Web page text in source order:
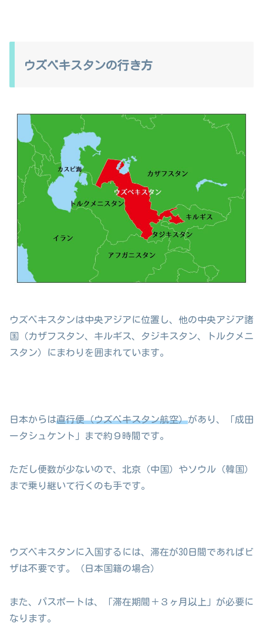
ウズベキスタンの行き方
ウズベキスタンは中央アジアに位置し、他の中央アジア諸
国（カザフスタン、キルギス、タジキスタン、トルクメニ
スタン）にまわりを囲まれています。
日本からは直行便（ウズベキスタン航空）があり、「成田
ータシュケント」まで約９時間です。
ただし便数が少ないので、北京（中国）やソウル（韓国）
まで乗り継いて行くのも手です。
ウズベキスタンに入国するには、滞在が30日間であればビ
ザは不要です。（日本国籍の場合）
また、パスポートは、「滞在期間＋３ヶ月以上」が必要に
なります。